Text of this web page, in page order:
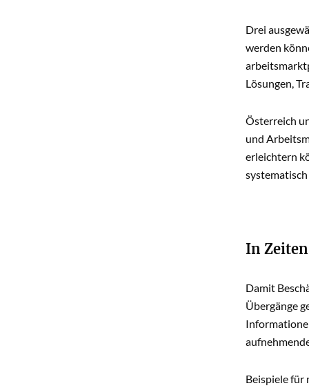
Drei
werden
Lösungen,
Österreich
und
erleichtern
In
Damit
Übergänge
Beispiele für